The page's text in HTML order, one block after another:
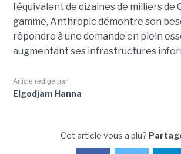
l’équivalent de dizaines de milliers de
gamme, Anthropic démontre son
répondre à une demande en plein
augmentant ses infrastructures
Article rédigé par
Elgodjam Hanna
Cet article vous a plu?